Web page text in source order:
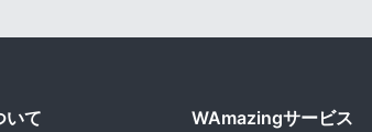
いて WAmazingサービス